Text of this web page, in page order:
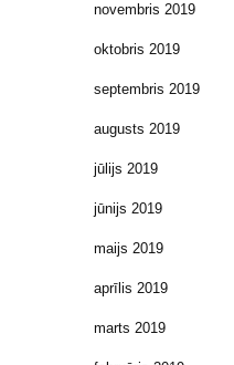
novembris 2019
oktobris 2019
septembris 2019
augusts 2019
jūlijs 2019
jūnijs 2019
maijs 2019
aprīlis 2019
marts 2019